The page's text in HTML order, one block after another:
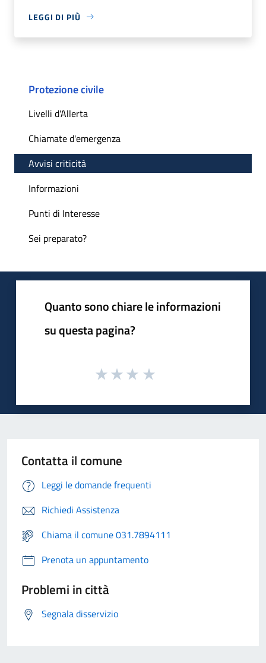
LEGGI DI PIÙ
Protezione civile
Livelli d'Allerta
Chiamate d'emergenza
Avvisi criticità
Informazioni
Punti di Interesse
Sei preparato?
Quanto sono chiare le informazioni
su questa pagina?
Contatta il comune
Leggi le domande frequenti
Richiedi Assistenza
Chiama il comune 031.7894111
Prenota un appuntamento
Problemi in città
Segnala disservizio